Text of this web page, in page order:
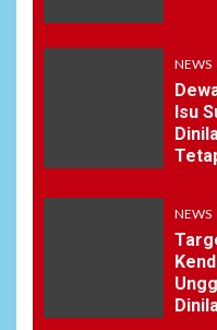
NEWS
Isu
NEWS